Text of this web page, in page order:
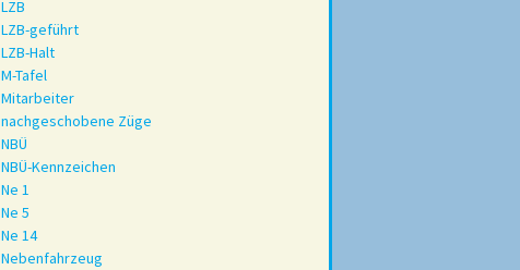
LZB
LZB-geführt
LZB-Halt
M-Tafel
Mitarbeiter
nachgeschobene Züge
NBÜ
NBÜ-Kennzeichen
Ne 1
Ne 5
Ne 14
Nebenfahrzeug